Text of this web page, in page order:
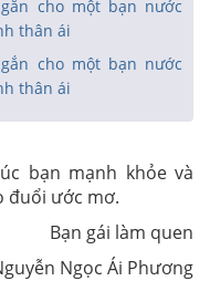
cho một bạn nước
thân ái
cho một bạn nước
thân ái
bạn mạnh khỏe và
đuổi ước mơ.
Bạn gái làm quen
Ngọc Ái Phương